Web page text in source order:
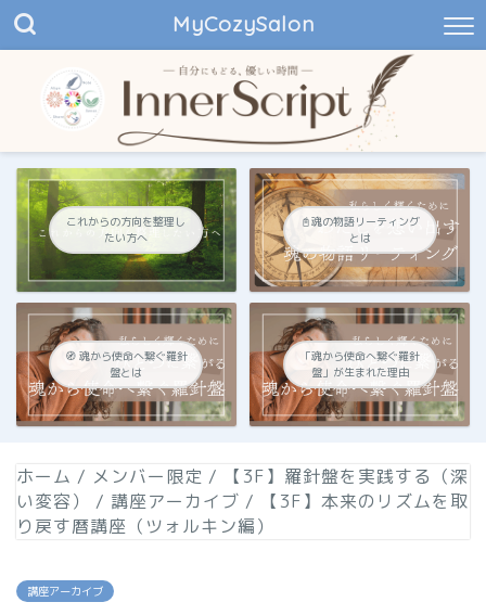
MyCozySalon
これからの方向を整理し
たい方へ
📓魂の物語リーティング
とは
🧭 魂から使命へ繋ぐ羅針
盤とは
「魂から使命へ繋ぐ羅針
盤」が生まれた理由
ホーム / メンバー限定 /
【3F】羅針盤を実践する（深
い変容）
/ 講座アーカイブ /
【3F】本来のリズムを取
り戻す暦講座（ツォルキン編）
講座アーカイブ